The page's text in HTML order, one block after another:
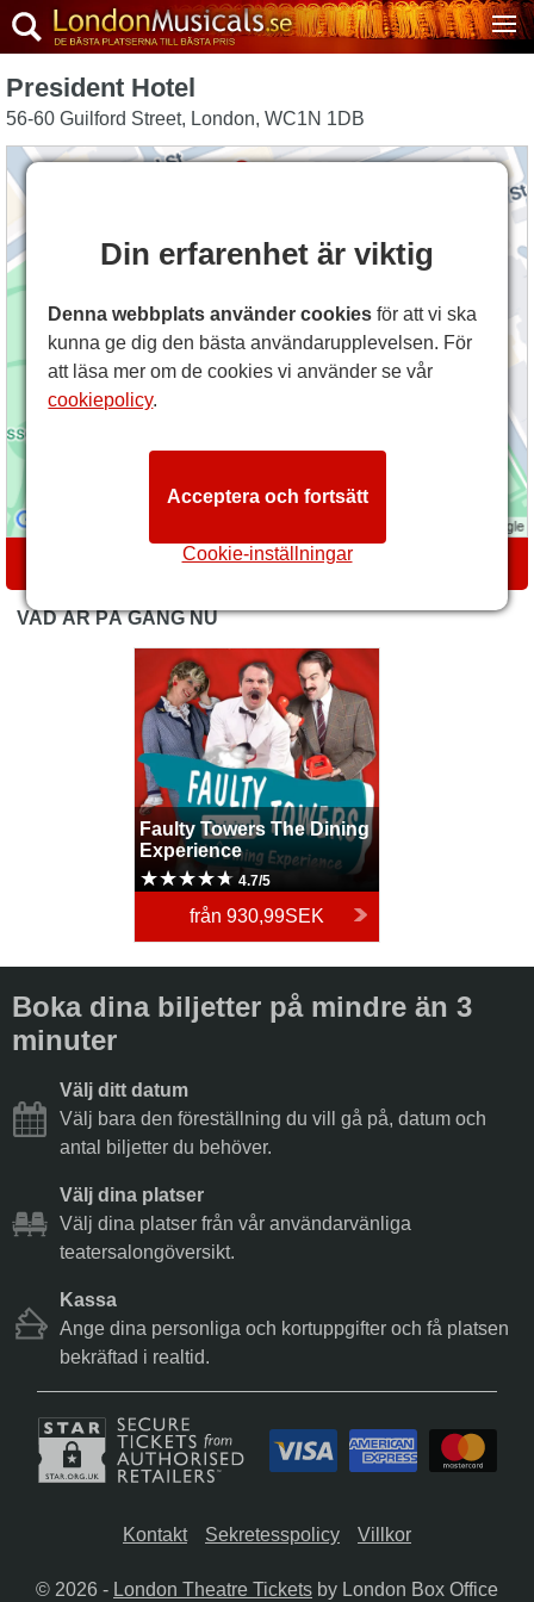
President Hotel
56-60 Guilford Street, London, WC1N 1DB
VAD ÄR PÅ GÅNG NU
Faulty Towers The Dining
Experience
Faulty Towers The Dining
Experience
4.7/5
från 930,99SEK
VÄGBESKRIVNINGAR
Boka dina biljetter på mindre än 3
minuter
Välj ditt datum
Välj bara den föreställning du vill gå på, datum och
antal biljetter du behöver.
Välj dina platser
Välj dina platser från vår användarvänliga
teatersalongöversikt.
Kassa
Ange dina personliga och kortuppgifter och få platsen
bekräftad i realtid.
Kontakt Sekretesspolicy Villkor
© 2026 - London Theatre Tickets by London Box Office
Din erfarenhet är viktig
Denna webbplats använder cookies för att vi ska
kunna ge dig den bästa användarupplevelsen. För
att läsa mer om de cookies vi använder se vår
cookiepolicy.
Cookie-inställningar
Acceptera och fortsätt